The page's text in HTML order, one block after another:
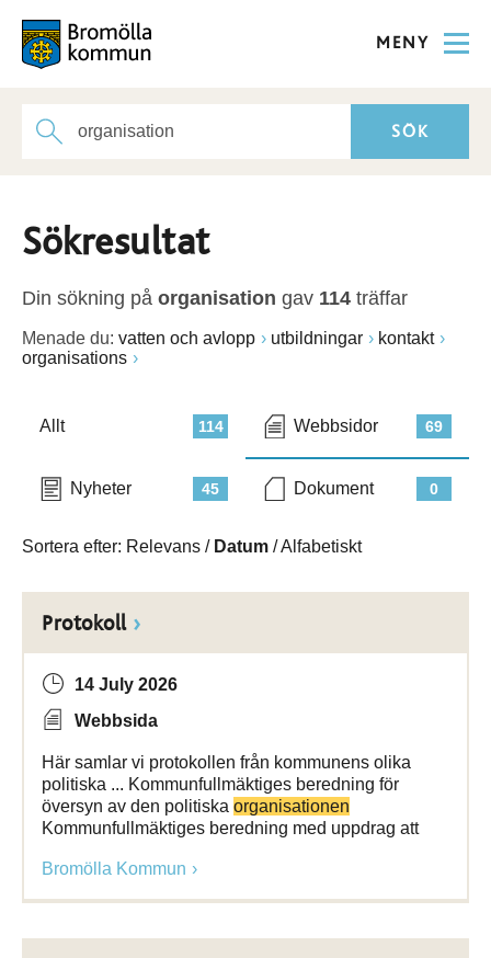
MENY
Sökresultat
Din sökning på organisation gav 114 träffar
Menade du: vatten och avlopp utbildningar
kontakt
organisations
114
Allt 69
Webbsidor
45
Nyheter 0
Dokument
Sortera efter: Relevans / Datum /Alfabetiskt
Protokoll
14 July 2026
Webbsida
Här samlar vi protokollen från kommunens olika
politiska ... Kommunfullmäktiges beredning för
översyn av den politiska organisationen
Kommunfullmäktiges beredning med uppdrag att
Bromölla Kommun